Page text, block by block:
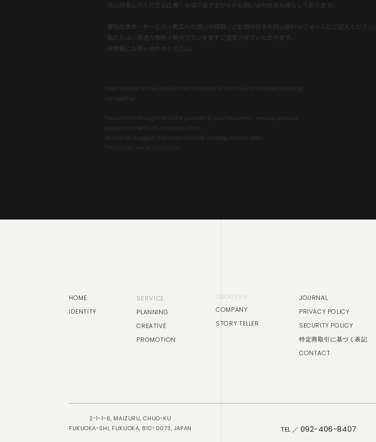
御社の事業・サービス・商品への想いや課題、ご依頼内容をお問い合わせフォームにご記入ください。
お気軽にお問い合わせください。
Please fill in thought and the problem to your business, service, product,
At first we suggest the most suitable strategy, tactics plan.
Please feel free to contact us.
HOME
IDENTITY
SERVICE
PLANNING
CREATIVE
PROMOTION
ABOUT US
COMPANY
STORY TELLER
JOURNAL
PRIVACY POLICY
SECURITY POLICY
特定商取引に基づく表記
CONTACT
2-1-1-6, MAIZURU, CHUO-KU
FUKUOKA-SHI, FUKUOKA, 810-0073, JAPAN
TEL ／ 092-406-8407